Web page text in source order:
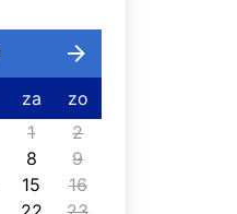
za
zo
1
2
8
9
15
16